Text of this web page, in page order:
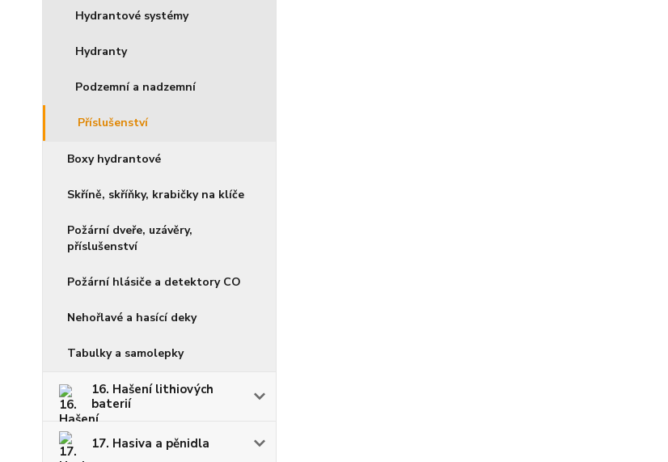
Hydrantové systémy
Hydranty
Podzemní a nadzemní
Příslušenství
Boxy hydrantové
Skříně, skříňky, krabičky na klíče
Požární dveře, uzávěry,
příslušenství
Požární hlásiče a detektory CO
Nehořlavé a hasící deky
Tabulky a samolepky
16. Hašení lithiových
baterií
17. Hasiva a pěnidla